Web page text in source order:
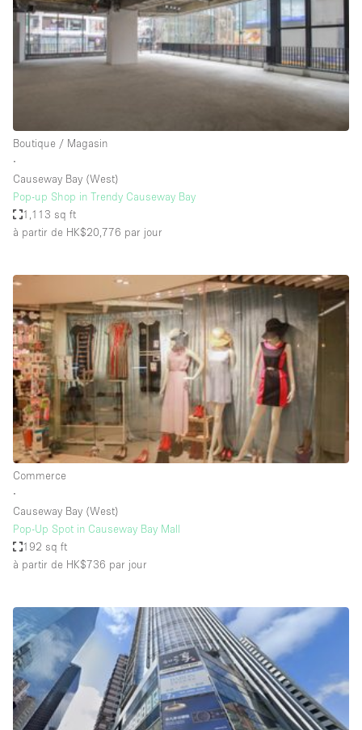
Maison / Villa / Hôtel Particulier
Restaurant / Bar / Café
Rooftop
Salle de Réunion
Salon / Festival
Salon Beauté / Coiffure
Studio Photo / Tournage
Caractéristiques de l'espace
Accès aux handicapés
Air conditionné
Animals Friendly
Ascenseur
Bar
Chauffage
Comptoir
Cuisine
De plain-pied
Entrée Large
Espace Avec Vue
Espace Brut
Boutique / Magasin
∙
Causeway Bay (West)
Pop-up Shop in Trendy Causeway Bay
1,113 sq ft
à partir de HK$20,776 par jour
Commerce
∙
Causeway Bay (West)
Pop-Up Spot in Causeway Bay Mall
192 sq ft
à partir de HK$736 par jour